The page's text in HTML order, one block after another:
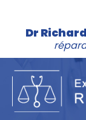
contenu
Dr